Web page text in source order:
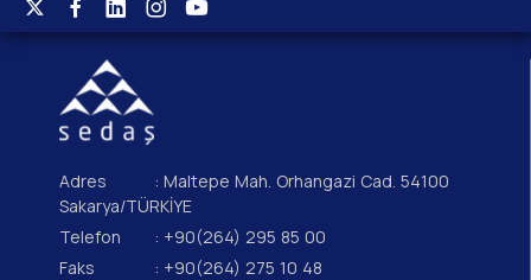
Adres
: Maltepe Mah. Orhangazi Cad. 54100
Sakarya/TÜRKİYE
Telefon
: +90(264) 295 85 00
Faks
: +90(264) 275 10 48